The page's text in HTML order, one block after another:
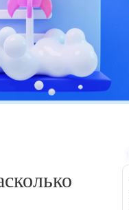
моде или универсальный вариант дизайна
для кухни:особенности применения
руками — ваша фантазия, плюс навыки
пошаговая инструкция
– советы опытных хозяек
по выбору оптимального